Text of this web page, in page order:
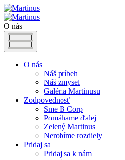
O nás
O nás
Náš príbeh
Náš zmysel
Galéria Martinusu
Zodpovednosť
Sme B Corp
Pomáhame ďalej
Zelený Martinus
Nerobíme rozdiely
Pridaj sa
Pridaj sa k nám